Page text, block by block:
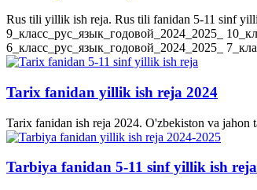
Rus tili yillik ish reja. Rus tili fanidan 5-11 sinf
9_класс_рус_язык_годовой_2024_2025_
6_класс_рус_язык_годовой_2024_2025_
Tarix fanidan yillik ish reja 2024
Tarix fanidan ish reja 2024. O'zbekiston va
Tarbiya fanidan 5-11 sinf yillik ish reja